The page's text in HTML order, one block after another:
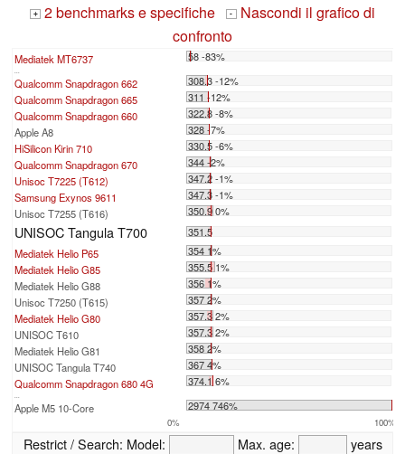
+ 2 benchmarks e specifiche - Nascondi il grafico di
confronto
Mediatek MT6737 58 -83%
...
Qualcomm Snapdragon 662
308.3 -12%
Qualcomm Snapdragon 665
311 -12%
Qualcomm Snapdragon 660
322.8 -8%
Apple A8
328 -7%
HiSilicon Kirin 710
330.5 -6%
Qualcomm Snapdragon 670
344 -2%
Unisoc T7225 (T612)
347.2 -1%
Samsung Exynos 9611
347.3 -1%
Unisoc T7255 (T616)
350.9 0%
UNISOC Tangula T700
351.5
Mediatek Helio P65
354 1%
Mediatek Helio G85
355.5 1%
Mediatek Helio G88
356 1%
Unisoc T7250 (T615)
357 2%
Mediatek Helio G80
357.3 2%
UNISOC T610
357.3 2%
Mediatek Helio G81
358 2%
UNISOC Tangula T740
367 4%
Qualcomm Snapdragon 680 4G
374.1 6%
...
Apple M5 10-Core 2974 746%
0% 100%
Restrict / Search: Model: Max. age:
years